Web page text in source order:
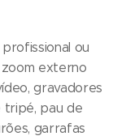
ou
externo
gravadores
tripé, pau de
garrafas